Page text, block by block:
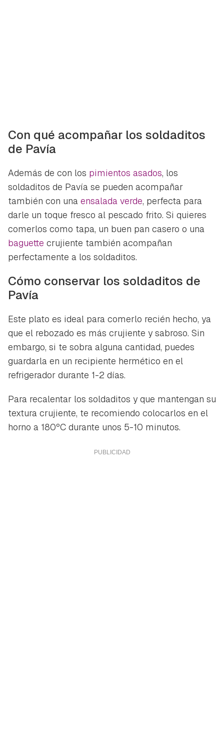
Con qué acompañar los soldaditos
de Pavía
Además de con los pimientos asados, los
soldaditos de Pavía se pueden acompañar
también con una ensalada verde, perfecta para
darle un toque fresco al pescado frito. Si quieres
comerlos como tapa, un buen pan casero o una
baguette crujiente también acompañan
perfectamente a los soldaditos.
Cómo conservar los soldaditos de
Pavía
Este plato es ideal para comerlo recién hecho, ya
que el rebozado es más crujiente y sabroso. Sin
embargo, si te sobra alguna cantidad, puedes
guardarla en un recipiente hermético en el
refrigerador durante 1-2 días.
Para recalentar los soldaditos y que mantengan su
textura crujiente, te recomiendo colocarlos en el
horno a 180ºC durante unos 5-10 minutos.